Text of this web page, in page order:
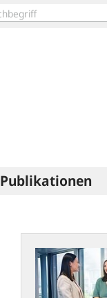
Publikationen
Bundesbank